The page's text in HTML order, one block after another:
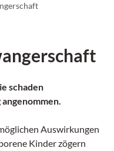
schaden
Auswirkungen
Kinder zögern